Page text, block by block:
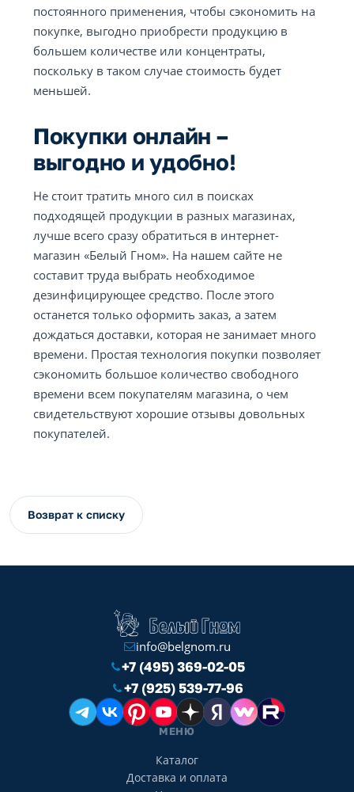
постоянного применения, чтобы сэкономить на
покупке, выгодно приобрести продукцию в
большем количестве или концентраты,
поскольку в таком случае стоимость будет
меньшей.
Покупки онлайн –
выгодно и удобно!
Не стоит тратить много сил в поисках
подходящей продукции в разных магазинах,
лучше всего сразу обратиться в интернет-
магазин «Белый Гном». На нашем сайте не
составит труда выбрать необходимое
дезинфицирующее средство. После этого
останется только оформить заказ, а затем
дождаться доставки, которая не занимает много
времени. Простая технология покупки позволяет
сэкономить большое количество свободного
времени всем покупателям магазина, о чем
свидетельствуют хорошие отзывы довольных
покупателей.
Возврат к списку
info@belgnom.ru
+7 (495) 369-02-05
+7 (925) 539-77-96
МЕНЮ
Каталог
Доставка и оплата